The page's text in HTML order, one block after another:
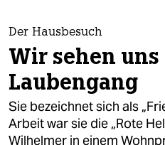
themen
politik
öko
gesellschaft
Der Hausbesuch
Wir sehen
Laubengang
Sie bezeichnet sich als
Arbeit war sie die „Rote
Wilhelmer in einem